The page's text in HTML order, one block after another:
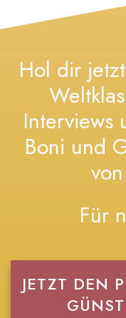
Hol dir
Interviews
Boni und
Für
JETZT DEN